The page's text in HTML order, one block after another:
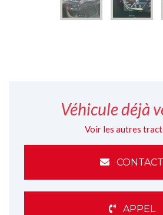
Véhicule déjà
Voir les autres
CONTACT
APPEL